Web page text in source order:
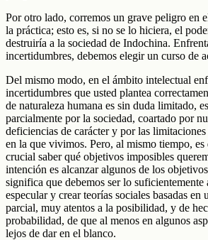
Por otro lado, corremos un grave peligro en
la práctica; esto es, si no se lo hiciera, el
destruiría a la sociedad de Indochina.
incertidumbres, debemos elegir un curso de
Del mismo modo, en el ámbito intelectual
incertidumbres que usted plantea
de naturaleza humana es sin duda limitado,
parcialmente por la sociedad, coartado por
deficiencias de carácter y por las
en la que vivimos. Pero, al mismo tiempo, es
crucial saber qué objetivos imposibles
intención es alcanzar algunos de los
significa que debemos ser lo suficientemente
especular y crear teorías sociales basadas en
parcial, muy atentos a la posibilidad, y de
probabilidad, de que al menos en algunos
lejos de dar en el blanco.